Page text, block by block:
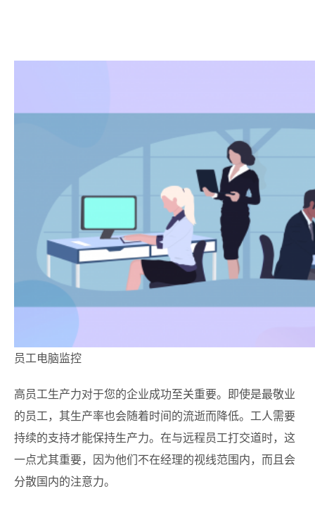
员工电脑监控
高员工生产力对于您的企业成功至关重要。 即使是最敬业
的员工，其生产率也会随着时间的流逝而降低。工人需要
持续的支持才能保持生产力。在与远程员工打交道时，这
一点尤其重要，因为他们不在经理的视线范围内，而且会
分散国内的注意力。